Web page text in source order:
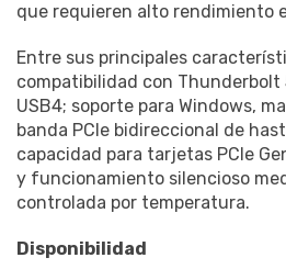
que requieren alto rendimiento
Entre sus principales
compatibilidad con Thunderbolt
USB4; soporte para Windows,
banda PCIe bidireccional de
capacidad para tarjetas PCIe
y funcionamiento silencioso
controlada por temperatura.
Disponibilidad